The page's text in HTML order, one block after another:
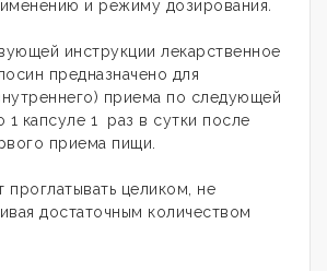
и режиму дозирования.
инструкции лекарственное
предназначено для
приема по следующей
1 капсуле 1 раз в сутки после
приема пищи.
проглатывать целиком, не
достаточным количеством